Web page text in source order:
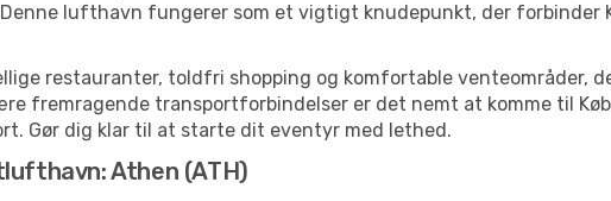
Denne lufthavn fungerer som et vigtigt knudepunkt, der forbinder
restauranter, toldfri shopping og komfortable venteområder,
fremragende transportforbindelser er det nemt at komme til
Gør dig klar til at starte dit eventyr med lethed.
Athen (ATH)